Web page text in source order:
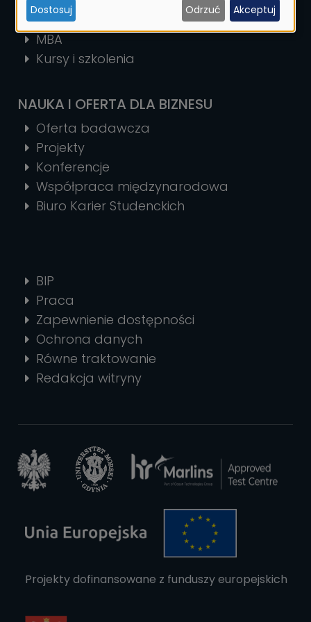
Szkoła Doktorska
MBA
Kursy i szkolenia
NAUKA I OFERTA DLA BIZNESU
Oferta badawcza
Projekty
Konferencje
Współpraca międzynarodowa
Biuro Karier Studenckich
BIP
Praca
Zapewnienie dostępności
Ochrona danych
Równe traktowanie
Redakcja witryny
Projekty dofinansowane z funduszy europejskich
ciasteczek
Dostosuj Odrzuć Akceptuj